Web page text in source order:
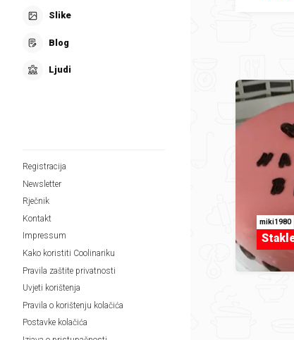
Slike
Blog
Ljudi
Registracija
Newsletter
Rječnik
Kontakt
Impressum
Kako koristiti Coolinariku
Pravila zaštite privatnosti
Uvjeti korištenja
Pravila o korištenju kolačića
Postavke kolačića
miki1980